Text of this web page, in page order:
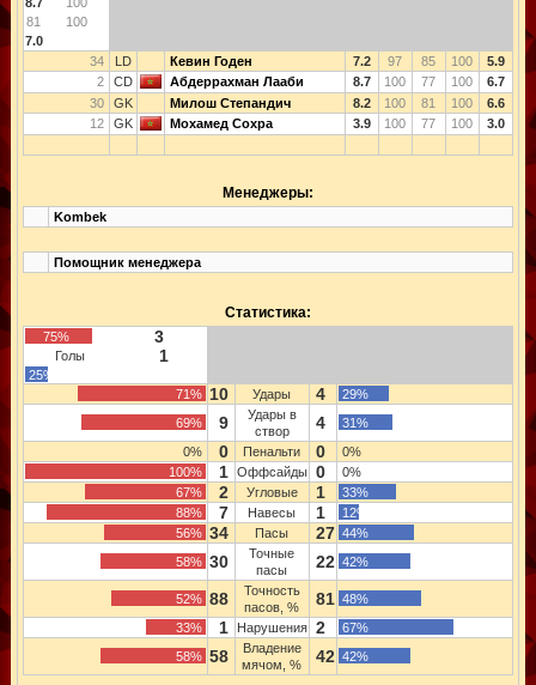
81
100
7.0
34
LD Кевин Годен 7.2 97 85 100
5.9
2
CD Абдеррахман Лааби 8.7 100 77 100
6.7
30
GK Милош Степандич 8.2 100 81 100
6.6
12
GK Мохамед Сохра 3.9 100 77 100 3.0
Менеджеры:
Kombek
Помощник менеджера
Статистика:
75% 3
Голы 1
25%
71% 10 Удары 4
29%
69%
9
Удары в
створ
4
31%
0%
0 Пенальти 0
0%
100%
1 Оффсайды 0
0%
67%
2 Угловые 1
33%
88%
7 Навесы 1
12%
56% 34 Пасы 27 44%
58% 30
Точные
пасы
22 42%
52% 88
Точность
пасов, %
81 48%
33%
1 Нарушения 2
67%
58% 58
Владение
мячом, %
42 42%